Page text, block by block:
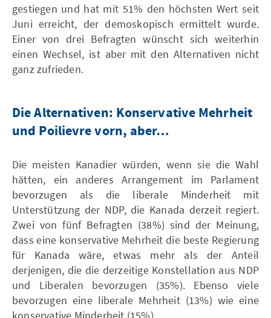
gestiegen und hat mit 51% den höchsten Wert seit
Juni erreicht, der demoskopisch ermittelt wurde.
Einer von drei Befragten wünscht sich weiterhin
einen Wechsel, ist aber mit den Alternativen nicht
ganz zufrieden.
Die Alternativen: Konservative Mehrheit
und Poilievre vorn, aber…
Die meisten Kanadier würden, wenn sie die Wahl
hätten, ein anderes Arrangement im Parlament
bevorzugen als die liberale Minderheit mit
Unterstützung der NDP, die Kanada derzeit regiert.
Zwei von fünf Befragten (38%) sind der Meinung,
dass eine konservative Mehrheit die beste Regierung
für Kanada wäre, etwas mehr als der Anteil
derjenigen, die die derzeitige Konstellation aus NDP
und Liberalen bevorzugen (35%). Ebenso viele
bevorzugen eine liberale Mehrheit (13%) wie eine
konservative Minderheit (15%).